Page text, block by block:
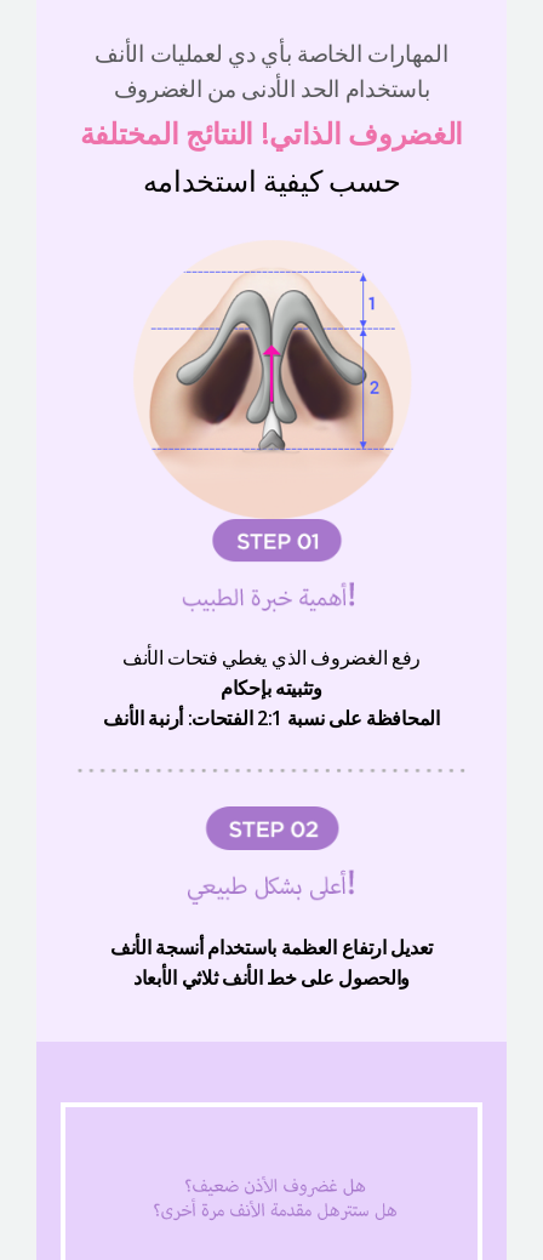
المهارات الخاصة بأي دي لعمليات الأنف
باستخدام الحد الأدنى من الغضروف
الغضروف الذاتي! النتائج المختلفة
حسب كيفية استخدامه
رفع الغضروف الذي يغطي فتحات الأنف
وتثبيته بإحكام
المحافظة على نسبة 2:1 الفتحات: أرنبة الأنف
تعديل ارتفاع العظمة باستخدام أنسجة الأنف
والحصول على خط الأنف ثلاثي الأبعاد